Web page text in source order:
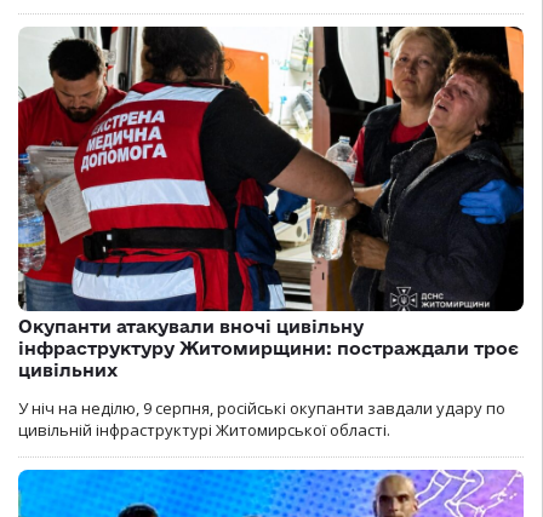
Окупанти атакували вночі цивільну
інфраструктуру Житомирщини: постраждали троє
цивільних
У ніч на неділю, 9 серпня, російські окупанти завдали удару по
цивільній інфраструктурі Житомирської області.